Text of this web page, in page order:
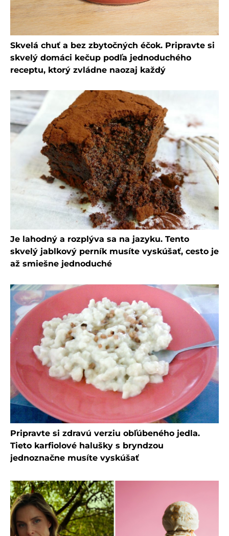
Skvelá chuť a bez zbytočných éčok. Pripravte si
skvelý domáci kečup podľa jednoduchého
receptu, ktorý zvládne naozaj každý
Je lahodný a rozplýva sa na jazyku. Tento
skvelý jablkový perník musíte vyskúšať, cesto je
až smiešne jednoduché
Pripravte si zdravú verziu obľúbeného jedla.
Tieto karfiolové halušky s bryndzou
jednoznačne musíte vyskúšať